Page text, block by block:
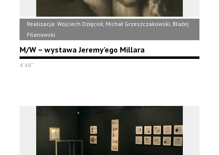
Realizacja: Wojciech Dzięcioł, Michał Grzeszczakowski, Błażej
Filanowski
M/W – wystawa Jeremy'ego Millara
4'48"